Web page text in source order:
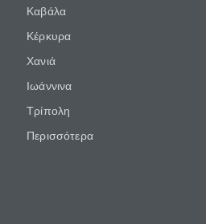
Καβάλα
Κέρκυρα
Χανιά
Ιωάννινα
Τρίπολη
Περισσότερα